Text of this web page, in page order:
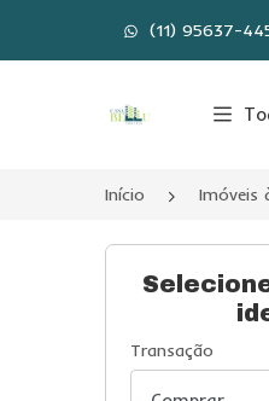
(11) 95637-
Página inicial
Início Imóveis
Transação